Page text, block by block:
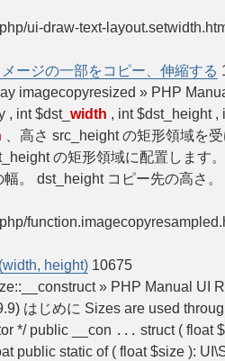
ui-draw-text-
ージの一部をコピー、伸縮する
imagecopyresized » PHP
, int $dst_ width , int $dst_height ,
、高さ src_height の矩形領域を
の矩形領域に配置します
幅。 dst_height コピー先の高さ
height) 10675
» PHP Manual UI
はじめに Sizes are used
*/ public __con ... struct ( float $
public static of ( float $size ):